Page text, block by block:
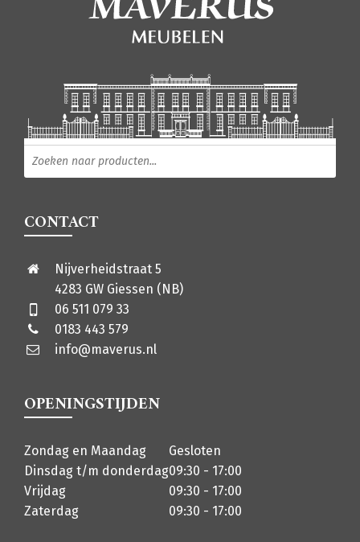
Producten zoeken
CONTACT
Nijverheidstraat 5
4283 GW Giessen (NB)
06 511 079 33
0183 443 579
info@maverus.nl
OPENINGSTIJDEN
Zondag en Maandag
Gesloten
Dinsdag t/m donderdag09:30 - 17:00
Vrijdag
09:30 - 17:00
Zaterdag
09:30 - 17:00